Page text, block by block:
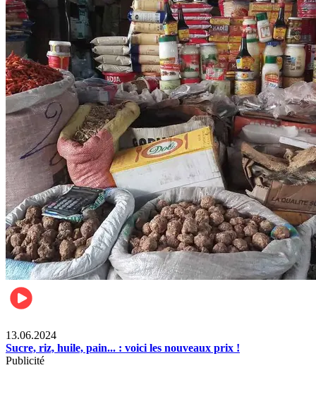
13.06.2024
Sucre, riz, huile, pain... : voici les nouveaux prix !
Publicité